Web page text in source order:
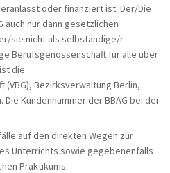
oder finanziert ist. Der/Die
auch nur dann gesetzlichen
sie nicht als selbständige/r
Berufsgenossenschaft für alle über
die
Bezirksverwaltung Berlin,
Kundennummer der BBAG bei der
auf den direkten Wegen zur
Unterrichts sowie gegebenenfalls
Praktikums.